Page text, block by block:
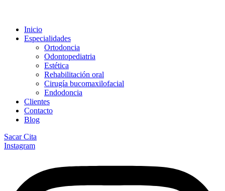
Inicio
Especialidades
Ortodoncia
Odontopediatria
Estética
Rehabilitación oral
Cirugía bucomaxilofacial
Endodoncia
Clientes
Contacto
Blog
Sacar Cita
Instagram